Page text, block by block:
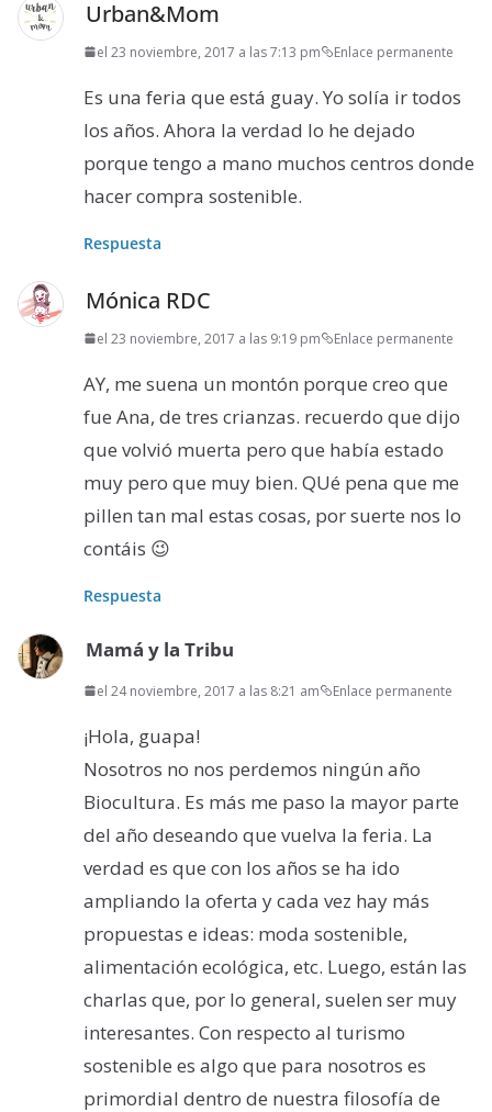
Urban&Mom
el 23 noviembre, 2017 a las 7:13 pm Enlace permanente
Es una feria que está guay. Yo solía ir todos
los años. Ahora la verdad lo he dejado
porque tengo a mano muchos centros donde
hacer compra sostenible.
Respuesta
Mónica RDC
el 23 noviembre, 2017 a las 9:19 pm Enlace permanente
AY, me suena un montón porque creo que
fue Ana, de tres crianzas. recuerdo que dijo
que volvió muerta pero que había estado
muy pero que muy bien. QUé pena que me
pillen tan mal estas cosas, por suerte nos lo
contáis 😉
Respuesta
Mamá y la Tribu
el 24 noviembre, 2017 a las 8:21 am Enlace permanente
¡Hola, guapa!
Nosotros no nos perdemos ningún año
Biocultura. Es más me paso la mayor parte
del año deseando que vuelva la feria. La
verdad es que con los años se ha ido
ampliando la oferta y cada vez hay más
propuestas e ideas: moda sostenible,
alimentación ecológica, etc. Luego, están las
charlas que, por lo general, suelen ser muy
interesantes. Con respecto al turismo
sostenible es algo que para nosotros es
primordial dentro de nuestra filosofía de